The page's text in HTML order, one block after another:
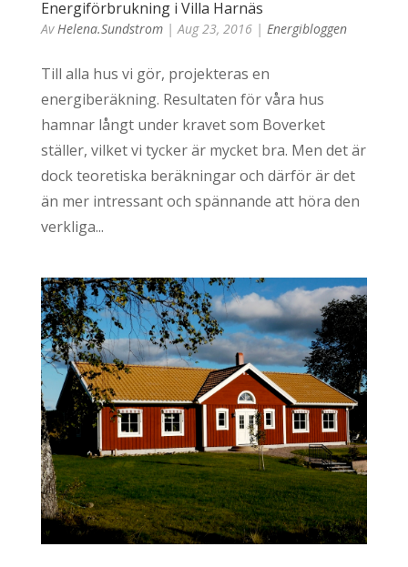
Energiförbrukning i Villa Harnäs
AvHelena.sundstrom|Aug 23, 2016| Energibloggen
Till alla hus vi gör, projekteras en
energiberäkning. Resultaten för våra hus
hamnar långt under kravet som Boverket
ställer, vilket vi tycker är mycket bra. Men det är
dock teoretiska beräkningar och därför är det
än mer intressant och spännande att höra den
verkliga...